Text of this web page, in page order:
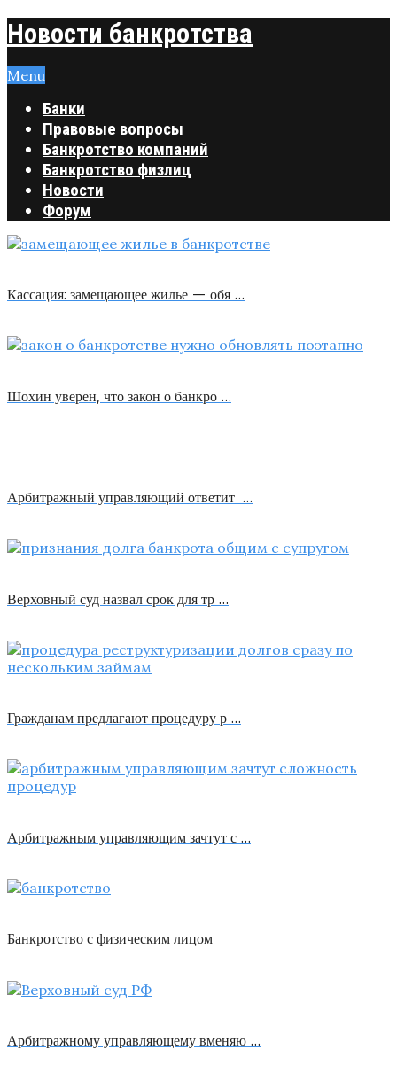
Новости банкротства
Menu
Банки
Правовые вопросы
Банкротство компаний
Банкротство физлиц
Новости
Форум
Кассация: замещающее жилье — обя …
Шохин уверен, что закон о банкро …
Арбитражный управляющий ответит …
Верховный суд назвал срок для тр …
Гражданам предлагают процедуру р …
Арбитражным управляющим зачтут с …
Банкротство с физическим лицом
Арбитражному управляющему вменяю …